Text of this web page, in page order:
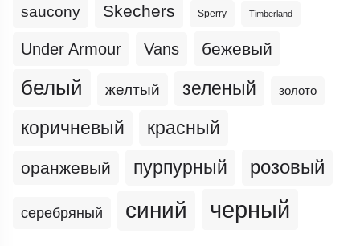
saucony Skechers Sperry Timberland
Under Armour Vans бежевый
белый желтый зеленый золото
коричневый красный
оранжевый пурпурный розовый
серебряный синий черный